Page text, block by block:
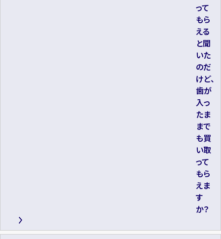
って
もら
える
と聞
いた
のだ
けど、
歯が
入っ
たま
まで
も買
い取
って
もら
えま
す
か？